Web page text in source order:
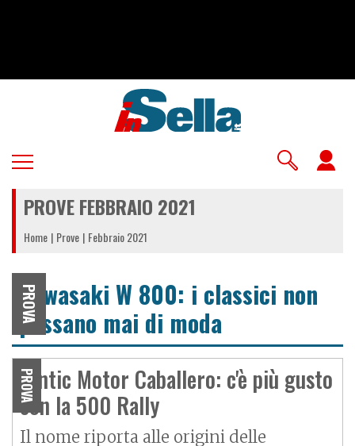
PROVE FEBBRAIO 2021
Home Prove Febbraio 2021
PROVA
Kawasaki W 800: i classici non
passano mai di moda
PROVA
Fantic Motor Caballero: c'è più gusto
con la 500 Rally
Il nome riporta alle origini delle